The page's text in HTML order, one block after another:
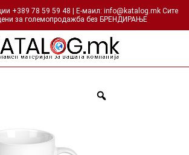
+389 78 59 59 48 | Е-маил: info@katalog.mk Сите
за големопродажба без БРЕНДИРАЊЕ